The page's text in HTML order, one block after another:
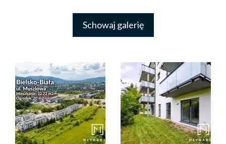
Schowaj galerię